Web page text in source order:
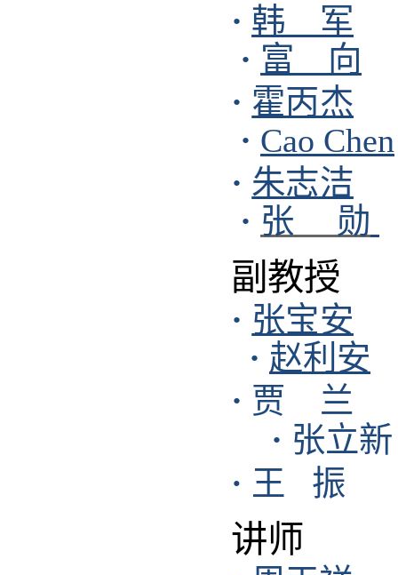
· 韩 军
· 富 向
· 霍丙杰
· Cao Chen
· 朱志洁
· 张 勋
副教授
· 张宝安
· 赵利安
· 贾 兰
· 张立新
· 王 振
讲师